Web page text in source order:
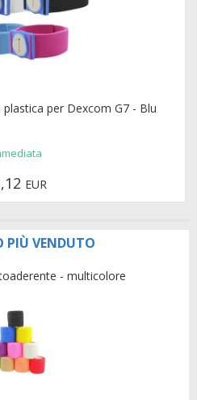
per Dexcom G7 - Blu
EUR
PIÙ VENDUTO
- multicolore